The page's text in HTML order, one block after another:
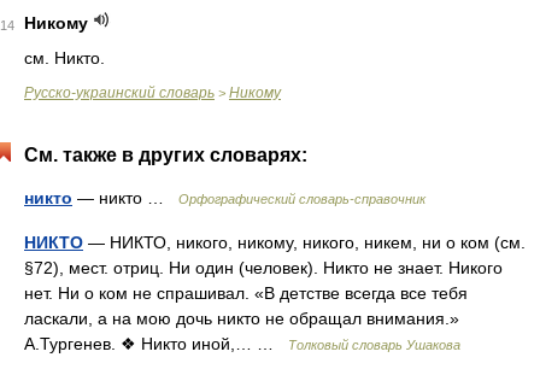
14
Никому
см. Никто.
Русско-украинский словарь > Никому
См. также в других словарях:
никто — никто … Орфографический словарь-справочник
НИКТО — НИКТО, никого, никому, никого, никем, ни о ком (см.
§72), мест. отриц. Ни один (человек). Никто не знает. Никого
нет. Ни о ком не спрашивал. «В детстве всегда все тебя
ласкали, а на мою дочь никто не обращал внимания.»
А.Тургенев. ❖ Никто иной,… …
Толковый словарь Ушакова